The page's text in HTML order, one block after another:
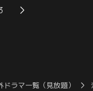
ドラマ一覧（見放題）